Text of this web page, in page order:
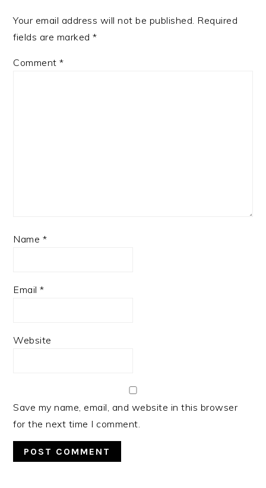
Your email address will not be published. Required
fields are marked*
Comment*
Name *
Email*
Website
Save my name, email, and website in this browser
for the next time I comment.